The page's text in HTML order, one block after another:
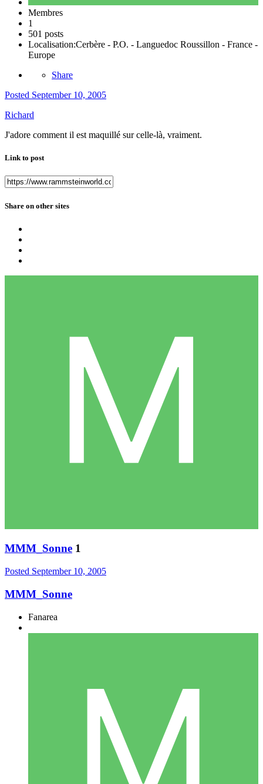
Membres
1
501 posts
Localisation:Cerbère - P.O. - Languedoc Roussillon - France -
Europe
Share
Posted September 10, 2005
Richard
J'adore comment il est maquillé sur celle-là, vraiment.
Link to post
Share on other sites
MMM_Sonne 1
Posted September 10, 2005
MMM_Sonne
Fanarea